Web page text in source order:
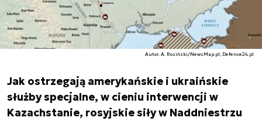
Autor. A. Rosiński/NewsMap.pl, Defence24.pl
Jak ostrzegają amerykańskie i ukraińskie
służby specjalne, w cieniu interwencji w
Kazachstanie, rosyjskie siły w Naddniestrzu